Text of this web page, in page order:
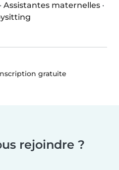
· Assistantes maternelles ·
gratuite
rejoindre ?